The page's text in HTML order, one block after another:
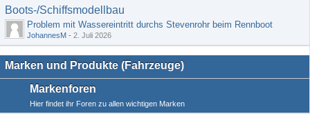
Boots-/Schiffsmodellbau
Problem mit Wassereintritt durchs Stevenrohr beim Rennboot
JohannesM - 2. Juli 2026
Marken und Produkte (Fahrzeuge)
Markenforen
Hier findet ihr Foren zu allen wichtigen Marken